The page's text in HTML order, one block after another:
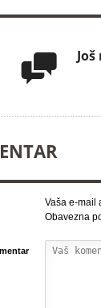

Vaša e-mail
Obavezna